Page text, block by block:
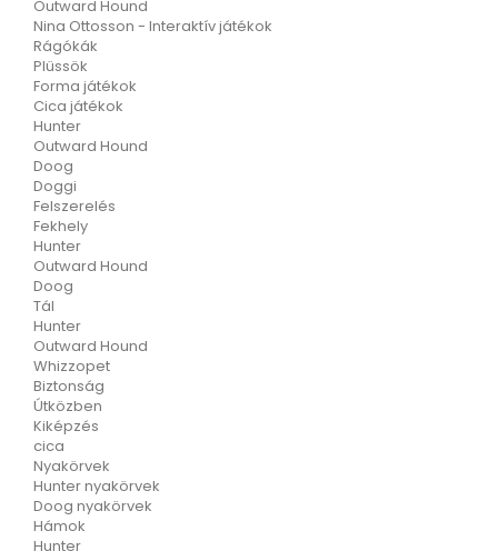
Outward Hound
Nina Ottosson - Interaktív játékok
Rágókák
Plüssök
Forma játékok
Cica játékok
Hunter
Outward Hound
Doog
Doggi
Felszerelés
Fekhely
Hunter
Outward Hound
Doog
Tál
Hunter
Outward Hound
Whizzopet
Biztonság
Útközben
Kiképzés
cica
Nyakörvek
Hunter nyakörvek
Doog nyakörvek
Hámok
Hunter